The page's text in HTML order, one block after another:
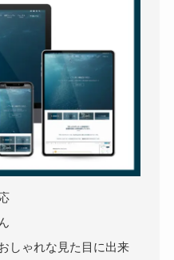
しゃれな見た目に出来